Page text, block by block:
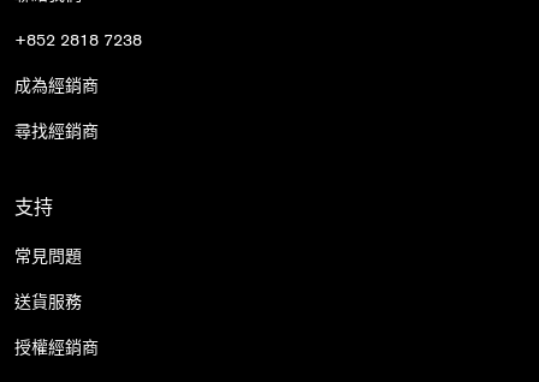
+852 2818 7238
成為經銷商
尋找經銷商
支持
常見問題
送貨服務
授權經銷商